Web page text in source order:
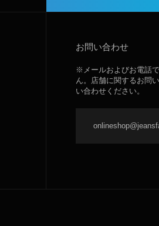
お問い合わせ
※メールおよびお電話
ん。店舗に関するお問
い合わせください。